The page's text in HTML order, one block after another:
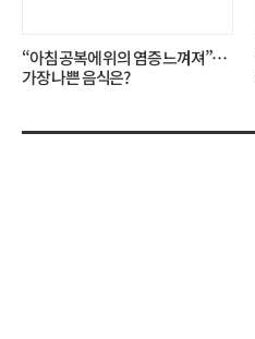
“아침 공복에 위의 염증 느껴져”…
가장 나쁜 음식은?